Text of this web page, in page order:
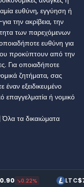
ευθύνη, εγγύηση ή
την ακρίβεια, την
των παρεχόμενων
ευθύνη για
προκύπτουν από την
Για οποιαδήποτε
ζητήματα, σας
έναν εξειδικευμένο
επαγγελματία ή νομικό
τα δικαιώματα
$70.20